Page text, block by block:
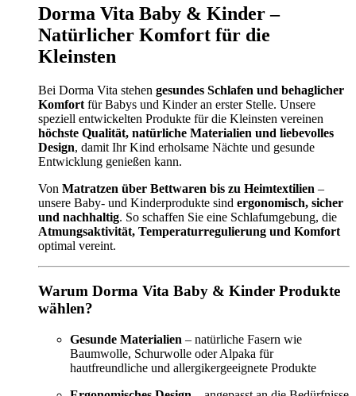
Dorma Vita Baby & Kinder –
Natürlicher Komfort für die
Kleinsten
Bei Dorma Vita stehen gesundes Schlafen und behaglicher
Komfort für Babys und Kinder an erster Stelle. Unsere
speziell entwickelten Produkte für die Kleinsten vereinen
höchste Qualität, natürliche Materialien und liebevolles
Design, damit Ihr Kind erholsame Nächte und gesunde
Entwicklung genießen kann.
Von Matratzen über Bettwaren bis zu Heimtextilien –
unsere Baby- und Kinderprodukte sind ergonomisch, sicher
und nachhaltig. So schaffen Sie eine Schlafumgebung, die
Atmungsaktivität, Temperaturregulierung und Komfort
optimal vereint.
Warum Dorma Vita Baby & Kinder Produkte
wählen?
Gesunde Materialien – natürliche Fasern wie
Baumwolle, Schurwolle oder Alpaka für
hautfreundliche und allergikergeeignete Produkte